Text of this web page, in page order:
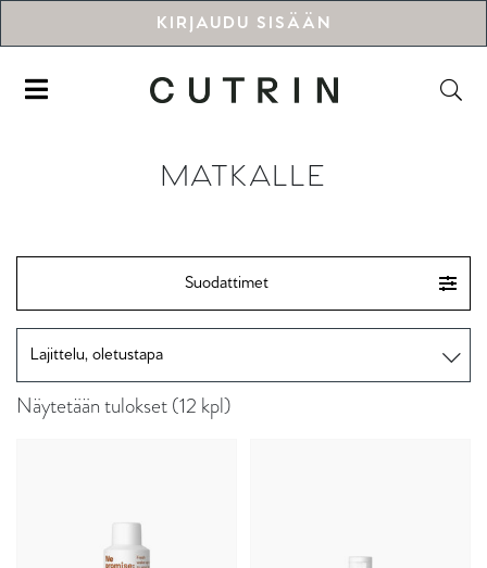
KIRJAUDU SISÄÄN
MATKALLE
Suodattimet
Näytetään tulokset (12 kpl)